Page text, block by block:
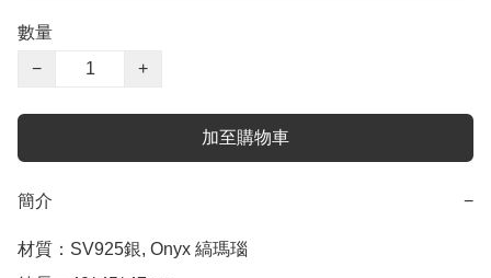
數量
−
+
加至購物車
簡介 −
材質：SV925銀, Onyx 縞瑪瑙